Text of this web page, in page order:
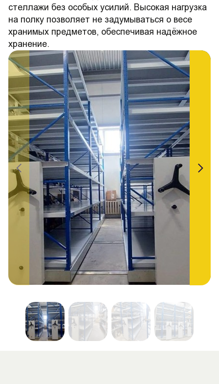
стеллажи без особых усилий. Высокая нагрузка
на полку позволяет не задумываться о весе
хранимых предметов, обеспечивая надёжное
хранение.